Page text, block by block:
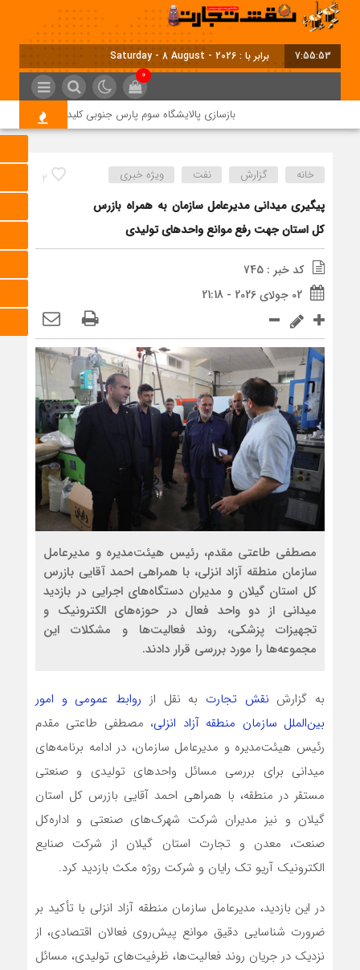
7:55:54 برابر با : Saturday - 8 August - 2026
0
بازسازی پالایشگاه سوم پارس جنوبی کلید خورد
2 خانه گزارش نفت ویژه خبری
پیگیری میدانی مدیرعامل سازمان به همراه بازرس
كل استان جهت رفع موانع واحدهای تولیدی
کد خبر : 745
02 جولای 2026 - 21:18
مصطفی طاعتی مقدم، رئیس هیئت‌مدیره و مدیرعامل
سازمان منطقه آزاد انزلی، با همراهی احمد آقایی بازرس
کل استان گیلان و مدیران دستگاه‌های اجرایی در بازدید
میدانی از دو واحد فعال در حوزه‌های الکترونیک و
تجهیزات پزشکی، روند فعالیت‌ها و مشکلات این
مجموعه‌ها را مورد بررسی قرار دادند.
به گزارش نقش تجارت به نقل از روابط عمومی و امور
بین‌الملل سازمان منطقه آزاد انزلی، مصطفی طاعتی مقدم
رئیس هیئت‌مدیره و مدیرعامل سازمان، در ادامه برنامه‌های
میدانی برای بررسی مسائل واحدهای تولیدی و صنعتی
مستقر در منطقه، با همراهی احمد آقایی بازرس کل استان
گیلان و نیز مدیران شرکت شهرک‌های صنعتی و اداره‌کل
صنعت، معدن و تجارت استان گیلان از شرکت صنایع
الکترونیک آریو تک رایان و شرکت روژه مکث بازدید کرد.
در این بازدید، مدیرعامل سازمان منطقه آزاد انزلی با تأکید بر
ضرورت شناسایی دقیق موانع پیش‌روی فعالان اقتصادی، از
نزدیک در جریان روند فعالیت‌ها، ظرفیت‌های تولیدی، مسائل